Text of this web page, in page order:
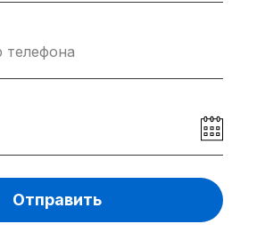
Отправить